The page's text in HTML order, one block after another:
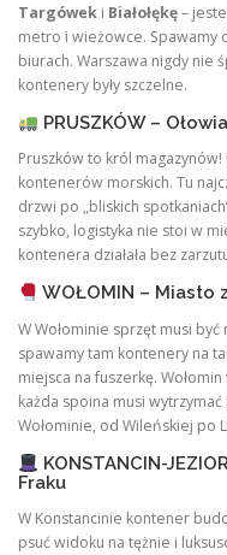
Targówek i Białołękę–
metro i wieżowce. Spawamy
biurach. Warszawa nigdy nie
kontenery były szczelne.
PRUSZKÓW –
Pruszków to król magazynów!
kontenerów morskich. Tu
drzwi po „bliskich
szybko, logistyka nie stoi w
kontenera działała bez
WOŁOMIN – Miasto
W Wołominie sprzęt musi
spawamy tam kontenery na
miejsca na fuszerkę.
każda spoina musi
Wołominie, od Wileńskiej po
KONSTANCIN-
Fraku
W Konstancinie kontener
psuć widoku na tężnie i